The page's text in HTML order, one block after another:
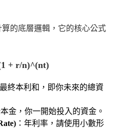
的底層邏輯，它的核心公式
+ r/n)^(nt)
最終本利和，即你未來的總資
本金，你一開始投入的資金。
：年利率，請使用小數形